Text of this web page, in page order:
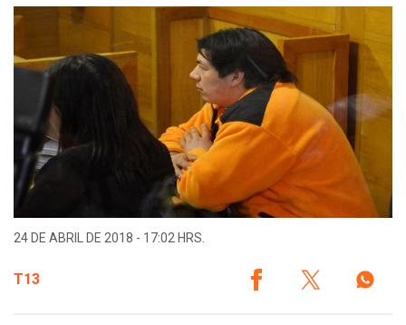
24 DE ABRIL DE 2018 - 17:02 HRS.
T13